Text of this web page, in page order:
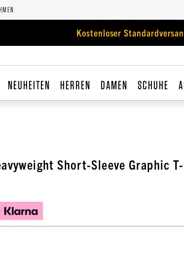
Kostenloser
NEUHEITEN HERREN DAMEN SCHUHE
Short-Sleeve Graphic T-